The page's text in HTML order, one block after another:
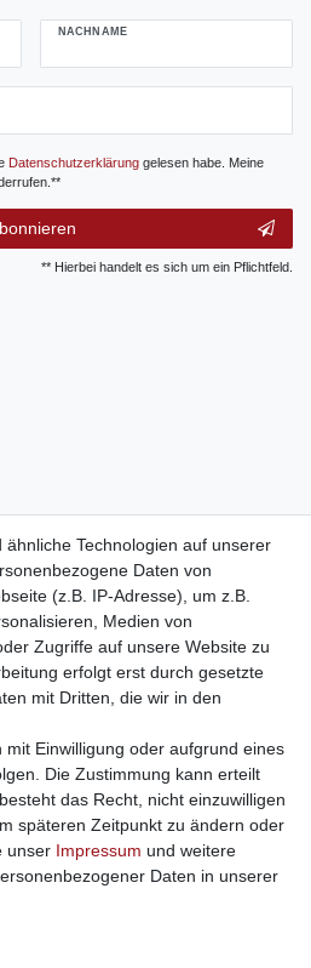
NACHNAME
Daten­schutz­erklärunggelesen habe. Meine
** Hierbei handelt es sich um ein Pflichtfeld.
Kronleuchter
und günstige Kinderwagen
und Imbiss
via SSL Verschlüsselung
Technologien auf unserer
Daten von
(z.B. IP-Adresse), um z.B.
Medien von
Zugriffe auf unsere Website zu
erfolgt erst durch gesetzte
mit Dritten, die wir in den
Einwilligung oder aufgrund eines
Die Zustimmung kann erteilt
das Recht, nicht einzuwilligen
späteren Zeitpunkt zu ändern oder
unser Impressum und weitere
Daten in unserer